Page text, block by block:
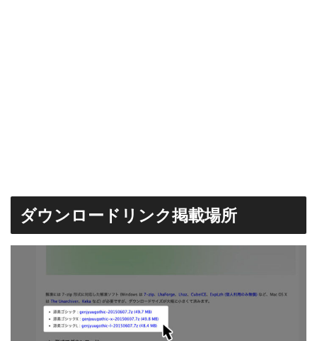
ダウンロードリンク掲載場所